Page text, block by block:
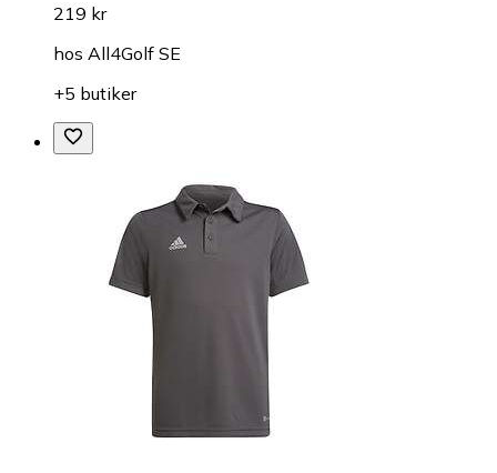
219 kr
hos All4Golf SE
+5 butiker